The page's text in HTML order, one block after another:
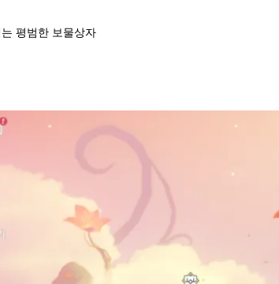
평범한 보물상자